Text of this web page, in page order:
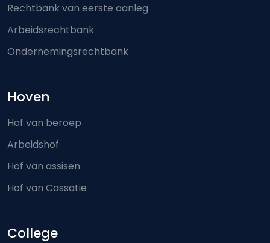
Rechtbank van eerste aanleg
Arbeidsrechtbank
Ondernemingsrechtbank
Hoven
Hof van beroep
Arbeidshof
Hof van assisen
Hof van Cassatie
College